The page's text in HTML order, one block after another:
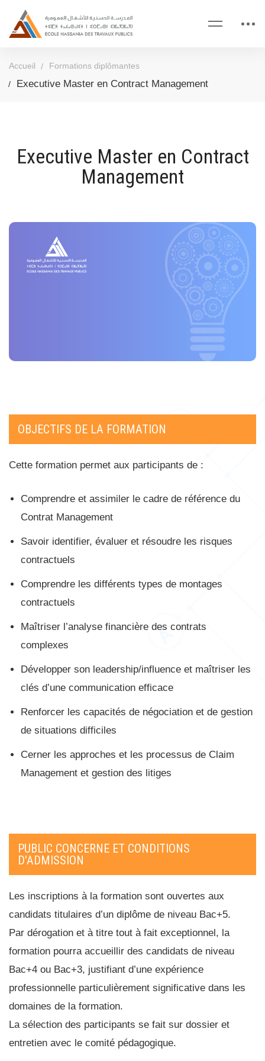
Accueil Formations diplômantes
Executive Master en Contract Management
Executive Master en Contract
Management
OBJECTIFS DE LA FORMATION
Cette formation permet aux participants de :
Comprendre et assimiler le cadre de référence du
Contrat Management
Savoir identifier, évaluer et résoudre les risques
contractuels
Comprendre les différents types de montages
contractuels
Maîtriser l’analyse financière des contrats
complexes
Développer son leadership/influence et maîtriser les
clés d’une communication efficace
Renforcer les capacités de négociation et de gestion
de situations difficiles
Cerner les approches et les processus de Claim
Management et gestion des litiges
PUBLIC CONCERNE ET CONDITIONS
D'ADMISSION
Les inscriptions à la formation sont ouvertes aux
candidats titulaires d’un diplôme de niveau Bac+5.
Par dérogation et à titre tout à fait exceptionnel, la
formation pourra accueillir des candidats de niveau
Bac+4 ou Bac+3, justifiant d’une expérience
professionnelle particulièrement significative dans les
domaines de la formation.
La sélection des participants se fait sur dossier et
entretien avec le comité pédagogique.